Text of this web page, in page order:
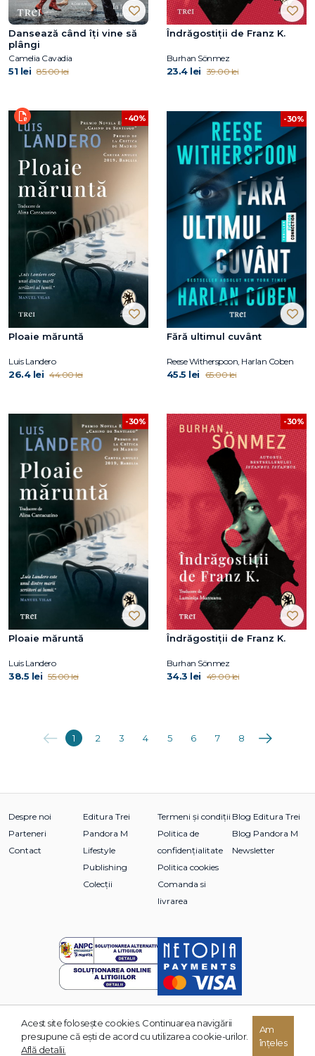
Dansează când îți vine să
plângi
Camelia Cavadia
51 lei 85.00 lei
Îndrăgostiții de Franz K.
Burhan Sönmez
23.4 lei 39.00 lei
-40%
Ploaie măruntă
Luis Landero
26.4 lei 44.00 lei
-30%
Fără ultimul cuvânt
Reese Witherspoon, Harlan Coben
45.5 lei 65.00 lei
-30%
Ploaie măruntă
Luis Landero
38.5 lei 55.00 lei
-30%
Îndrăgostiții de Franz K.
Burhan Sönmez
34.3 lei 49.00 lei
Anterioara
1 2 3 4 5 6 7 8 Următoarea
Despre noi
Parteneri
Contact
Editura Trei
Pandora M
Lifestyle
Publishing
Colecții
Termeni și condiții
Politica de
confidențialitate
Politica cookies
Comanda si
livrarea
Blog Editura Trei
Blog Pandora M
Newsletter
© 2026 Grupul Editorial TREI. Toate drepturile rezervate.
Acest site foloseşte cookies. Continuarea navigării
presupune că eşti de acord cu utilizarea cookie-urilor.
Află detalii.
Am
înțeles